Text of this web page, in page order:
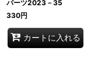
パーツ2023－35
330円
カートに入れる